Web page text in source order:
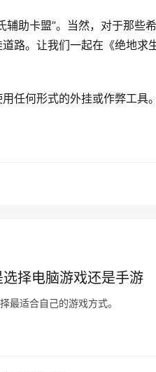
助卡盟”。当然，对于那些
路。让我们一起在《绝地求
任何形式的外挂或作弊工具
择电脑游戏还是手游
最适合自己的游戏方式。